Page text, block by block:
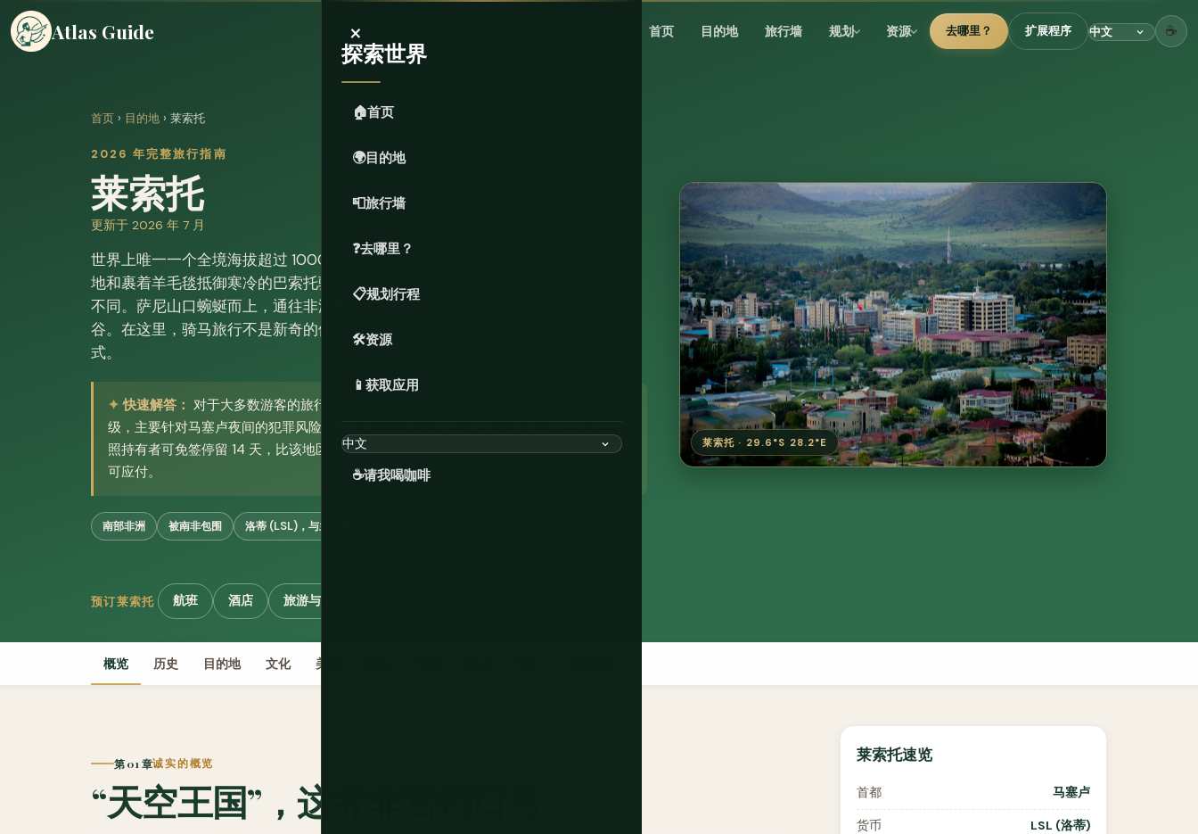
Atlas Guide 首页 目的地 旅行墙 规划 资源 去哪里？ 扩展程序 ☕
×
探索世界
🏠首页
🌍目的地
📮旅行墙
❓去哪里？
📋规划行程
🛠️资源
📱 获取应用
☕请我喝咖啡
首页 › 目的地 › 莱索托
2026 年完整旅行指南
莱索托
更新于 2026 年 7 月
世界上唯一一个全境海拔超过 1000 米的国家，一个拥有砂岩峡谷、白雪皑皑的高
地和裹着羊毛毯抵御寒冷的巴索托骑手的王国，完全被南非包围，却又与南非截然
不同。萨尼山口蜿蜒而上，通往非洲最高的酒吧。马莱楚尼亚内瀑布倾泻入高地峡
谷。在这里，骑马旅行不是新奇的体验，而是莱索托乡村地区一直以来的出行方
式。
快速解答： 对于大多数游客的旅行方式，莱索托是安全的，美国国务院将其评为二
级，主要针对马塞卢夜间的犯罪风险，而非高地地区。美国、英国、加拿大和澳大利亚护
照持有者可免签停留 14 天，比该地区大部分地方都短。预算型旅行者每天 25-40 美元即
可应付。
南部非洲 被南非包围 洛蒂 (LSL)，与兰特挂钩
莱索托 · 29.6°S 28.2°E
预订莱索托 航班 酒店 旅游与活动
概览 历史 目的地 文化 美食
第 01 章诚实的概览
“天空王国”，这并非营销口号
莱索托速览
首都 马塞卢
货币 LSL (洛蒂)